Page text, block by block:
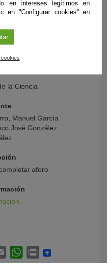
de Sevilla
la Ciencia
Manuel García
José González
aforo
en intereses legítimos en
en "Configurar cookies" en